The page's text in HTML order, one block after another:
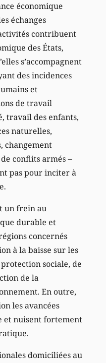
économique
échanges
contribuent
des États,
s’accompagnent
des incidences
et
de travail
travail des enfants,
naturelles,
changement
conflits armés –
pas pour inciter à
un frein au
durable et
concernés
à la baisse sur les
sociale, de
de la
En outre,
les avancées
et nuisent fortement
domiciliées au